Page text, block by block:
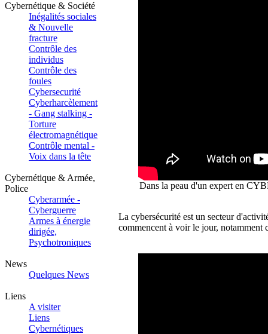
Cybernétique & Société
Inégalités sociales
& Nouvelle
fracture
Contrôle des
individus
Contrôle des
foules
Cybersecurité
Cyberharcèlement
- Gang stalking -
Torture
électromagnétique
Contrôle mental -
Voix dans la tête
Cybernétique & Armée,
Police
Cyberarmée -
Cyberguerre
Armes à énergie
dirigée,
Psychotroniques
News
Quelques News
Liens
A visiter
Liens
Cybernétiques
Dans la peau d'un expert en
La cybersécurité est un secteur
commencent à voir le jour, notamment